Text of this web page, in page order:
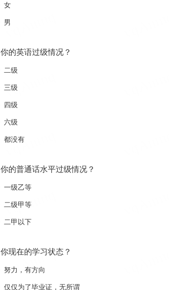
女
男
你的英语过级情况？
二级
三级
四级
六级
都没有
你的普通话水平过级情况？
一级乙等
二级甲等
二甲以下
你现在的学习状态？
努力，有方向
仅仅为了毕业证，无所谓